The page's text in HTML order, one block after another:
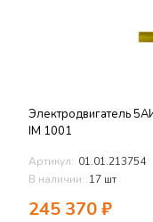
Электродвигатель
IM 1001
Артикул: 01.01.213754
В наличии: 17 шт
245 370₽